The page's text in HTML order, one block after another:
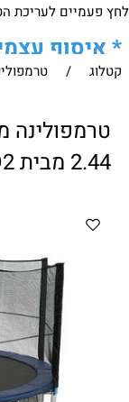
לחץ פעמיים לעריכת
* איסוף
של הלקוח
ווטצאפ
מענה
בין השעות 9:00-17:00
דוא"ל:
קטלוג /
2.44 מבית VO2